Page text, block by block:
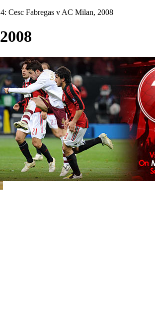
Cesc Fabregas v AC Milan, 2008